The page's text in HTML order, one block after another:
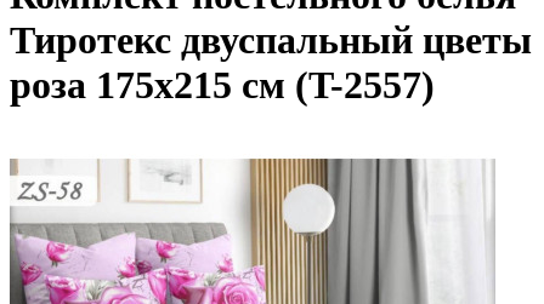
Тиротекс двуспальный цветы
роза 175х215 см (T-2557)